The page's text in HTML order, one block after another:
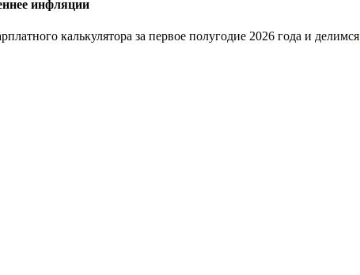
инфляции
калькулятора за первое полугодие 2026 года и делимся